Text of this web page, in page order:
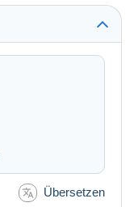
Übersetzen